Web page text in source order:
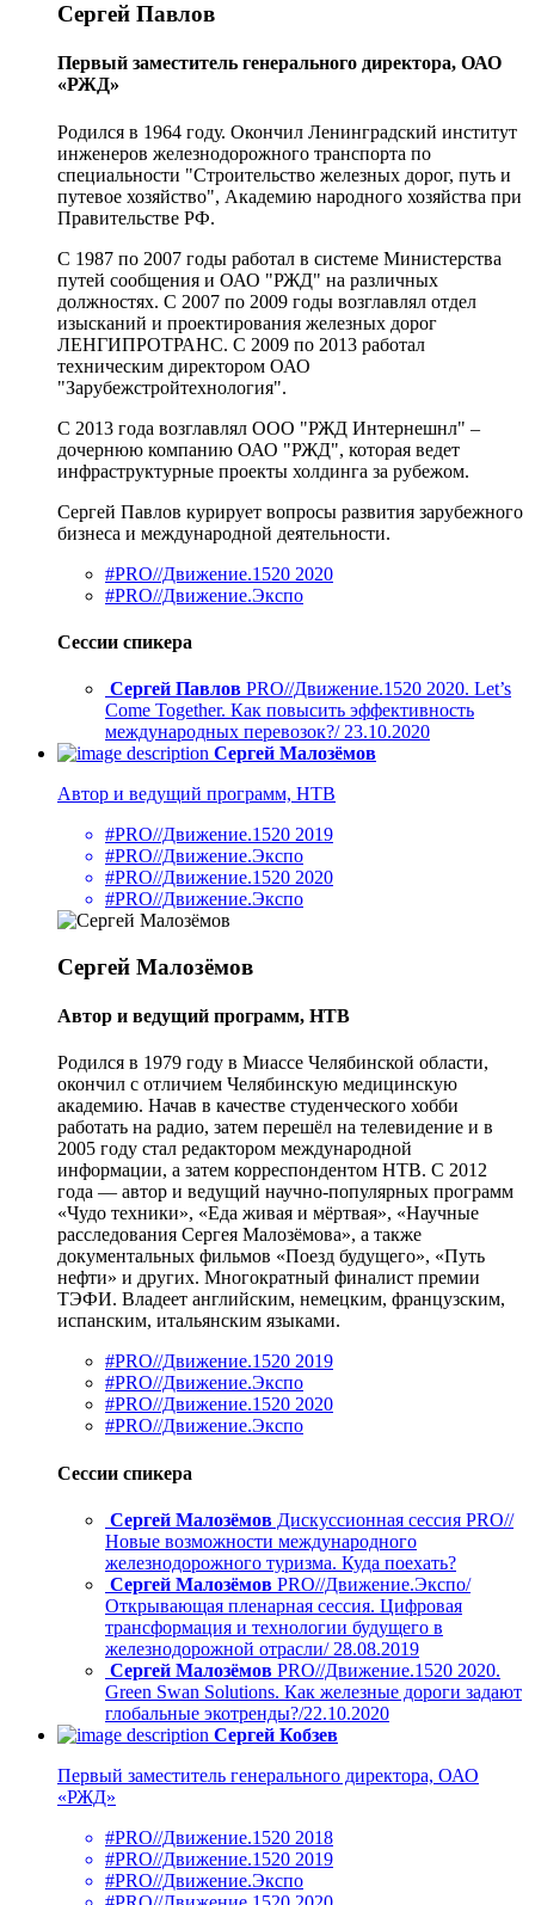
Сергей Павлов
Первый заместитель генерального директора, ОАО
«РЖД»
Родился в 1964 году. Окончил Ленинградский институт
инженеров железнодорожного транспорта по
специальности "Строительство железных дорог, путь и
путевое хозяйство", Академию народного хозяйства при
Правительстве РФ.
С 1987 по 2007 годы работал в системе Министерства
путей сообщения и ОАО "РЖД" на различных
должностях. С 2007 по 2009 годы возглавлял отдел
изысканий и проектирования железных дорог
ЛЕНГИПРОТРАНС. С 2009 по 2013 работал
техническим директором ОАО
"Зарубежстройтехнология".
С 2013 года возглавлял ООО "РЖД Интернешнл" –
дочернюю компанию ОАО "РЖД", которая ведет
инфраструктурные проекты холдинга за рубежом.
Сергей Павлов курирует вопросы развития зарубежного
бизнеса и международной деятельности.
#PRO//Движение.1520 2020
#PRO//Движение.Экспо
Сессии спикера
Сергей Павлов PRO//Движение.1520 2020. Let’s
Come Together. Как повысить эффективность
международных перевозок?/ 23.10.2020
Сергей Малозёмов
Автор и ведущий программ, НТВ
#PRO//Движение.1520 2019
#PRO//Движение.Экспо
#PRO//Движение.1520 2020
#PRO//Движение.Экспо
Сергей Малозёмов
Автор и ведущий программ, НТВ
Родился в 1979 году в Миассе Челябинской области,
окончил с отличием Челябинскую медицинскую
академию. Начав в качестве студенческого хобби
работать на радио, затем перешёл на телевидение и в
2005 году стал редактором международной
информации, а затем корреспондентом НТВ. C 2012
года — автор и ведущий научно-популярных программ
«Чудо техники», «Еда живая и мёртвая», «Научные
расследования Сергея Малозёмова», а также
документальных фильмов «Поезд будущего», «Путь
нефти» и других. Многократный финалист премии
ТЭФИ. Владеет английским, немецким, французским,
испанским, итальянским языками.
#PRO//Движение.1520 2019
#PRO//Движение.Экспо
#PRO//Движение.1520 2020
#PRO//Движение.Экспо
Сессии спикера
Сергей Малозёмов Дискуссионная сессия PRO//
Новые возможности международного
железнодорожного туризма. Куда поехать?
Сергей Малозёмов PRO//Движение.Экспо/
Открывающая пленарная сессия. Цифровая
трансформация и технологии будущего в
железнодорожной отрасли/ 28.08.2019
Сергей Малозёмов PRO//Движение.1520 2020.
Green Swan Solutions. Как железные дороги задают
глобальные экотренды?/22.10.2020
Сергей Кобзев
Первый заместитель генерального директора, ОАО
«РЖД»
#PRO//Движение.1520 2018
#PRO//Движение.1520 2019
#PRO//Движение.Экспо